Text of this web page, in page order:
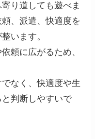
り道しても遊べま
、派遣、快適度を
います。
頼に広がるため、
なく、快適度や生
判断しやすいで